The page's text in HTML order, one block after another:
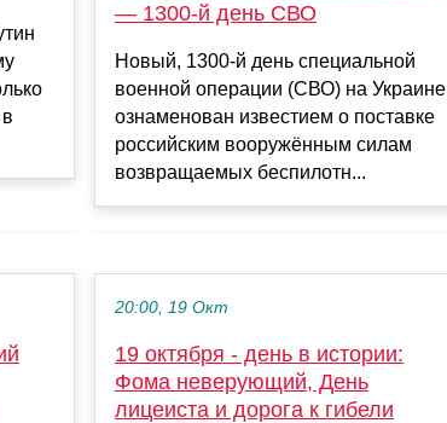
— 1300-й день СВО
Новый, 1300-й день специальной
военной операции (СВО) на Украине
ознаменован известием о поставке
российским вооружённым силам
возвращаемых беспилотн...
20:00, 19 Окт
19 октября - день в истории:
Фома неверующий, День
лицеиста и дорога к гибели